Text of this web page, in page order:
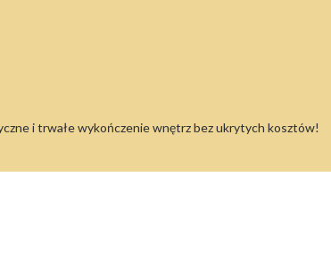
i trwałe wykończenie wnętrz bez ukrytych kosztów!